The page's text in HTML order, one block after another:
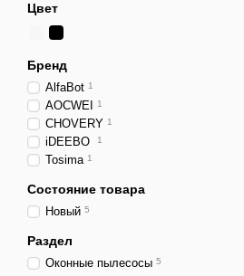
Цвет
Бренд
AlfaBot 1
AOCWEI 1
CHOVERY 1
iDEEBO 1
Tosima 1
Состояние товара
Новый 5
Раздел
Оконные пылесосы 5